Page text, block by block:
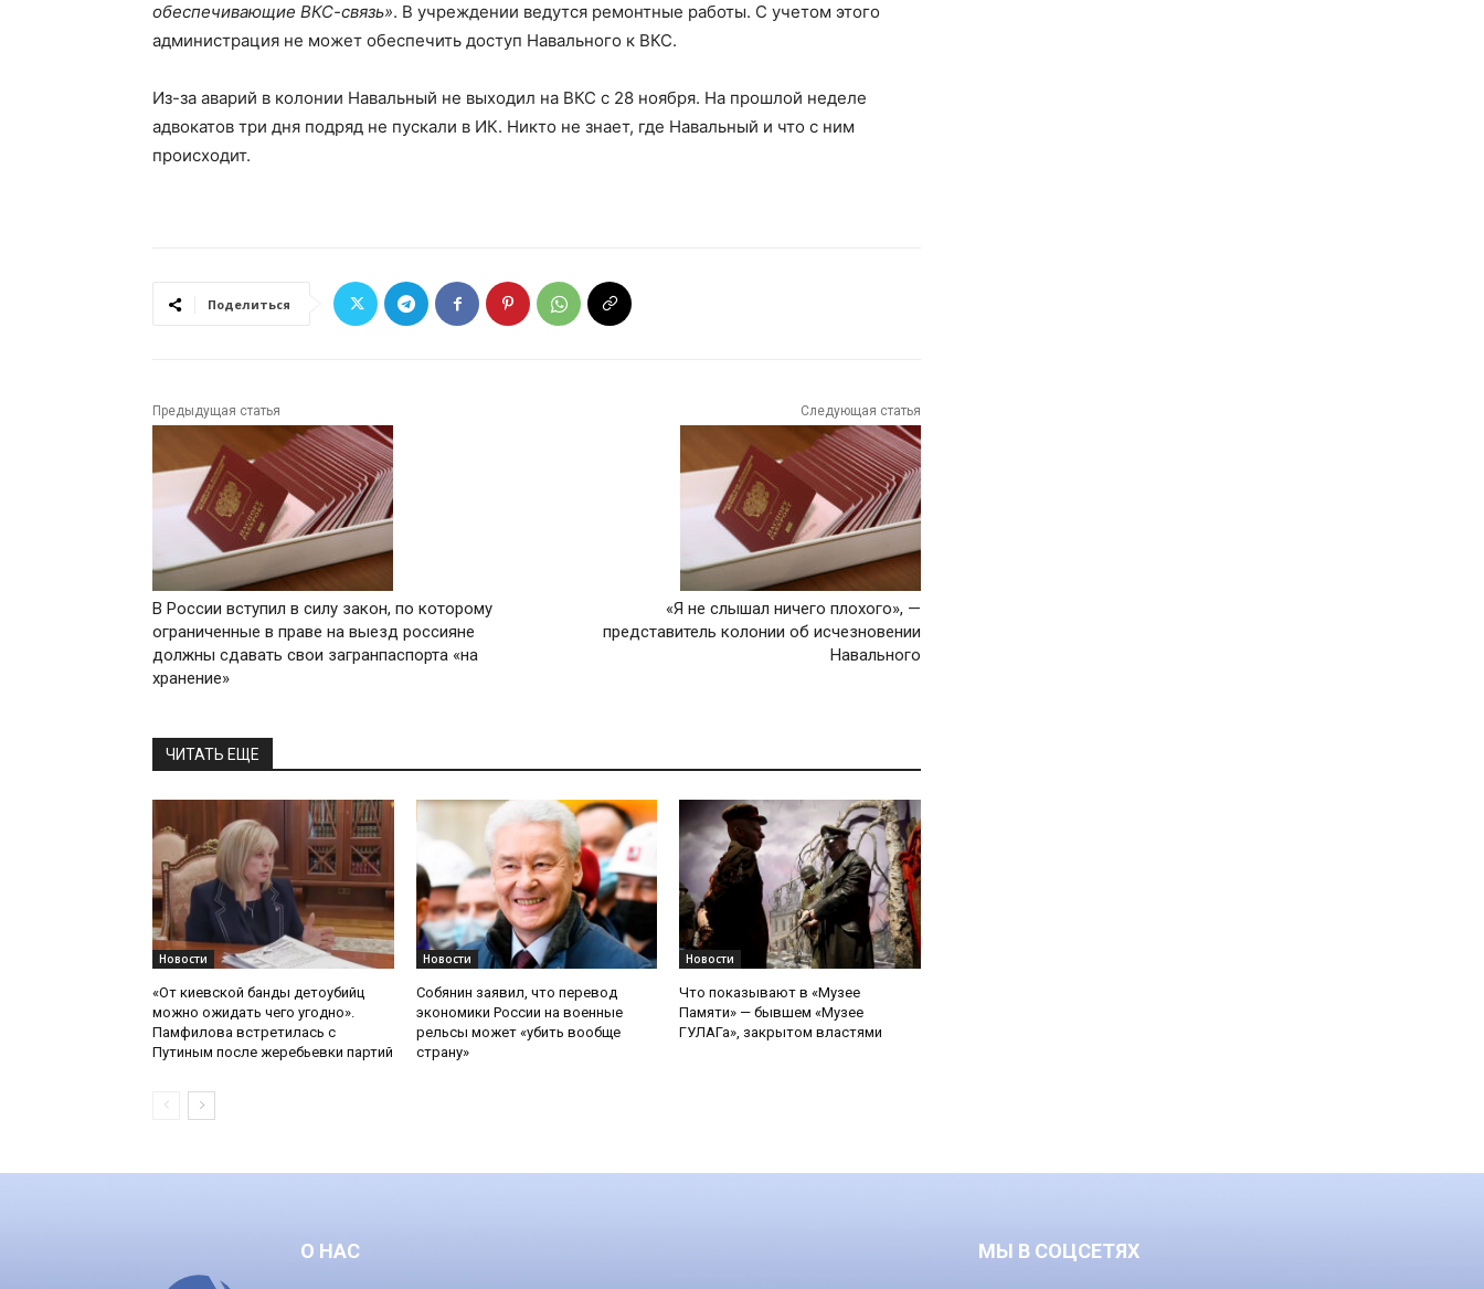
обеспечивающие ВКС-связь». В учреждении ведутся ремонтные работы. С учетом этого
администрация не может обеспечить доступ Навального к ВКС.
Из-за аварий в колонии Навальный не выходил на ВКС с 28 ноября. На прошлой неделе
адвокатов три дня подряд не пускали в ИК. Никто не знает, где Навальный и что с ним
происходит.
Поделиться
Предыдущая статья
В России вступил в силу закон, по которому
ограниченные в праве на выезд россияне
должны сдавать свои загранпаспорта «на
хранение»
Следующая статья
«Я не слышал ничего плохого», —
представитель колонии об исчезновении
Навального
ЧИТАТЬ ЕЩЕ
Новости
«От киевской банды детоубийц
можно ожидать чего угодно».
Памфилова встретилась с
Путиным после жеребьевки партий
Новости
Собянин заявил, что перевод
экономики России на военные
рельсы может «убить вообще
страну»
Новости
Что показывают в «Музее
Памяти» — бывшем «Музее
ГУЛАГа», закрытом властями
О НАС МЫ В СОЦСЕТЯХ